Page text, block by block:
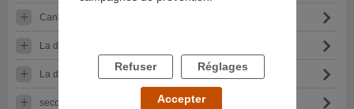
Canna&ral le bol
La drogue a détruit ma vie
La drogue me rend malade
seconde chance
Refuser Réglages
Accepter